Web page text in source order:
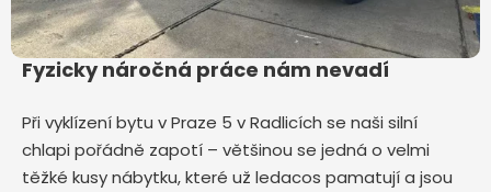
Fyzicky náročná práce nám nevadí
Při vyklízení bytu v Praze 5 v Radlicích se naši silní
chlapi pořádně zapotí – většinou se jedná o velmi
těžké kusy nábytku, které už ledacos pamatují a jsou